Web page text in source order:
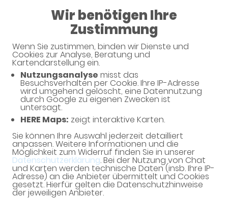
Wir benötigen Ihre
Zustimmung
Wenn Sie zustimmen, binden wir Dienste und
Cookies zur Analyse, Beratung und
Kartendarstellung ein.
Nutzungsanalyse misst das
Besuchsverhalten per Cookie. Ihre IP-Adresse
wird umgehend gelöscht, eine Datennutzung
durch Google zu eigenen Zwecken ist
untersagt.
HERE Maps: zeigt interaktive Karten.
Sie können Ihre Auswahl jederzeit detailliert
anpassen. Weitere Informationen und die
Möglichkeit zum Widerruf finden Sie in unserer
Datenschutzerklärung. Bei der Nutzung von Chat
und Karten werden technische Daten (insb. Ihre IP-
Adresse) an die Anbieter übermittelt und Cookies
gesetzt. Hierfür gelten die Datenschutzhinweise
der jeweiligen Anbieter.
08:00 - 13:00
14:00 - 19:00
Unverbindliche Arzneimittel-
Reservierung
Stadt-Apotheke
Hauptstr. 14, 97993 Creglingen
Eine Bearbeitung und Abholung der unverbindlichen
Arzneimittel-Reservierung ist nur während der
Öffnungszeiten möglich.